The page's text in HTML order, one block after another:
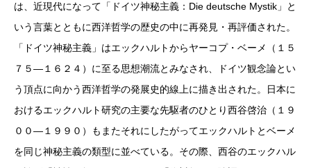
は、近現代になって「ドイツ神秘主義：Die deutsche Mystik」と
いう言葉とともに西洋哲学の歴史の中に再発見・再評価された。
「ドイツ神秘主義」はエックハルトからヤーコプ・ベーメ（１５
７５―１６２４）に至る思想潮流とみなされ、ドイツ観念論とい
う頂点に向かう西洋哲学の発展史的線上に描き出された。日本に
おけるエックハルト研究の主要な先駆者のひとり西谷啓治（１９
００―１９９０）もまたそれにしたがってエックハルトとベーメ
を同じ神秘主義の類型に並べている。その際、西谷のエックハル